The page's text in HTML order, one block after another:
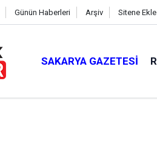
Günün Haberleri Arşiv Sitene Ekle
SAKARYA GAZETESI